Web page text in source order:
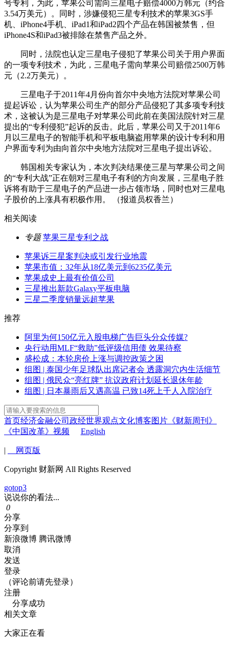
号专利，为此，苹果公司需向三星电子赔偿4000万韩元（约合
3.54万美元）。同时，涉嫌侵犯三星专利技术的苹果3GS手
机、iPhone4手机、iPad1和iPad2四个产品在韩国被禁售，但
iPhone4S和iPad3被排除在禁售产品之外。
同时，法院也认定三星电子侵犯了苹果公司关于用户界面
的一项专利技术，为此，三星电子需向苹果公司赔偿2500万韩
元（2.2万美元）。
三星电子于2011年4月份向首尔中央地方法院对苹果公司
提起诉讼，认为苹果公司生产的部分产品侵犯了其多项专利技
术，这被认为是三星电子对苹果公司此前在美国法院针对三星
提出的“专利侵犯”起诉的反击。此后，苹果公司又于2011年6
月以三星电子的智能手机和平板电脑盗用苹果的设计专利和用
户界面专利为由向首尔中央地方法院对三星电子提出诉讼。
韩国相关专家认为，本次判决结果使三星与苹果公司之间
的“专利大战”正在朝对三星电子有利的方向发展，三星电子胜
诉将有助于三星电子的产品进一步占领市场，同时也对三星电
子股价的上涨具有积极作用。 （报道员权香兰）
相关阅读
专题 苹果三星专利之战
苹果诉三星案判决或引发行业地震
苹果市值：32年从18亿美元到6235亿美元
苹果成史上最有价值公司
三星推出新款Galaxy平板电脑
三星二季度销量远超苹果
推荐
阿里为何150亿元入股电梯广告巨头分众传媒?
央行动用MLF“救助”低评级信用债 效果待察
盛松成：本轮房价上涨与调控政策之困
组图 | 泰国少年足球队出席记者会 透露洞穴内生活细节
组图 | 俄民众“亮红牌” 抗议政府计划延长退休年龄
组图 | 日本暴雨后又遇高温 已致14死上千人入院治疗
首页经济金融公司 政经世界观点文化博客图片 《财新周刊》
《中国改革》 视频 English
| 网页版
Copyright 财新网 All Rights Reserved
gotop3
说说你的看法...
0
分享
分享到
新浪微博 腾讯微博
取消
发送
登录
（评论前请先登录）
注册
分享成功
相关文章
大家正在看